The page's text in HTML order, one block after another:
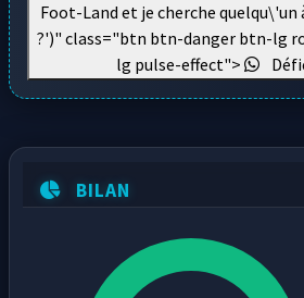
Foot-Land et je cherche quelqu\'un
?')" class="btn btn-danger btn-lg rounded-pill shadow-
lg pulse-effect">
BILAN